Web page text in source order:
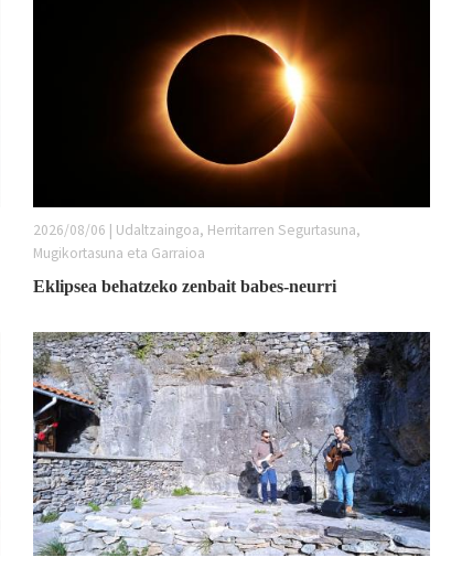
2026/08/06 | Udaltzaingoa, Herritarren Segurtasuna,
Mugikortasuna eta Garraioa
Eklipsea behatzeko zenbait babes-neurri